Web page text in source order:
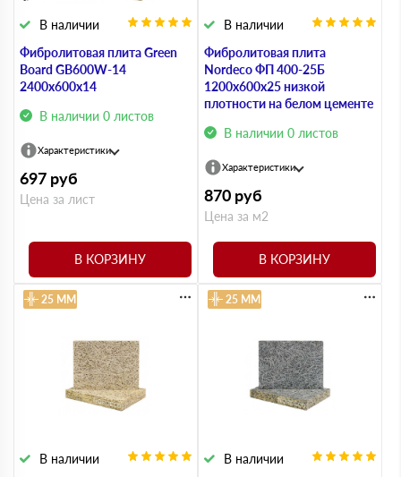
Фибролитовая плита Green
Board GB600W-14
2400х600х14
В наличии 0 листов
В наличии
Характеристики
697 руб
Цена за лист
В КОРЗИНУ
Фибролитовая плита
Nordeco ФП 400-25Б
1200х600х25 низкой
плотности на белом цементе
В наличии 0 листов
В наличии
Характеристики
870 руб
Цена за м2
В КОРЗИНУ
В наличии
25 ММ
В наличии
25 ММ